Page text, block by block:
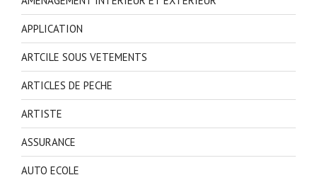
APPLICATION
ARTCILE SOUS VETEMENTS
ARTICLES DE PECHE
ARTISTE
ASSURANCE
AUTO ECOLE